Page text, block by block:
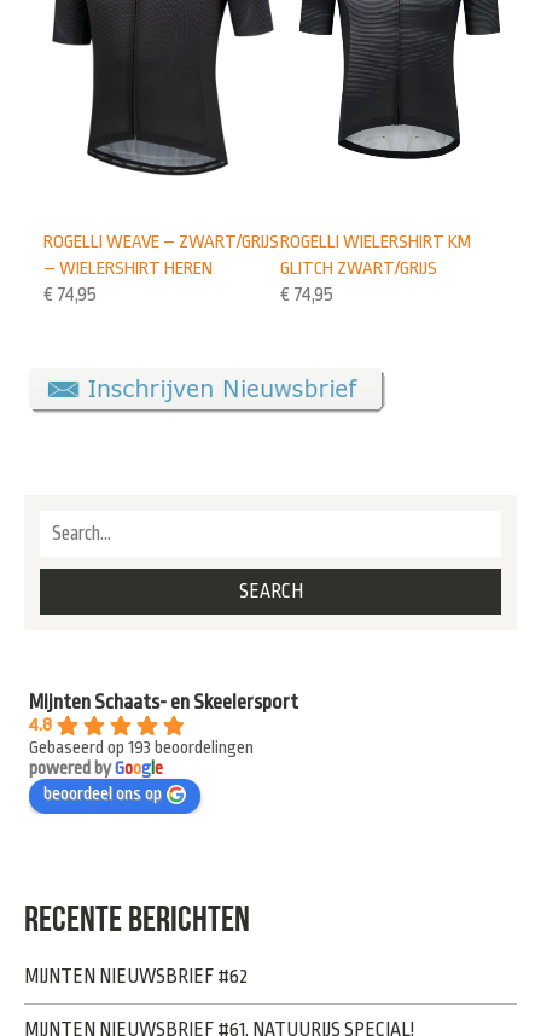
ROGELLI WIELERSHIRT KM
GLITCH ZWART/GRIJS
€ 74,95
ROGELLI WEAVE – ZWART/GRIJS
– WIELERSHIRT HEREN
€ 74,95
Mijnten Schaats- en Skeelersport
4.8
Gebaseerd op 193 beoordelingen
powered byGooge
beoordeel ons op
RECENTE BERICHTEN
MIJNTEN NIEUWSBRIEF #62
MIJNTEN NIEUWSBRIEF #61, NATUURIJS SPECIAL!